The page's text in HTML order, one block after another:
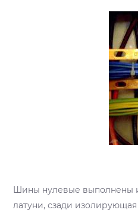
Шины нулевые выполнены
латуни, сзади